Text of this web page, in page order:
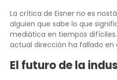
La crítica de Eisner no es
alguien que sabe lo que
mediática en tiempos
actual dirección ha fallado en
El futuro de la